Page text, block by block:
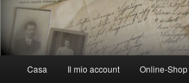
Casa Il mio account Online-Shop